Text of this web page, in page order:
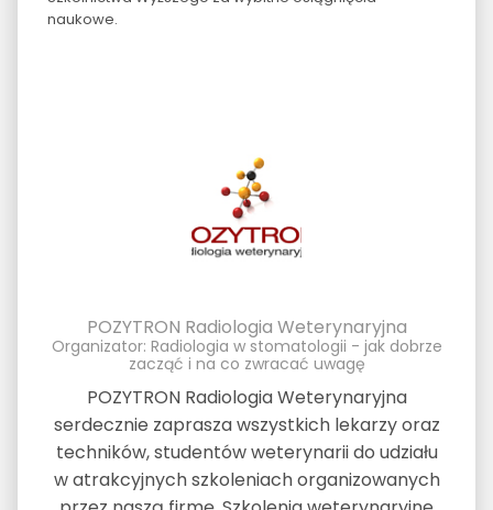
naukowe.
POZYTRON Radiologia Weterynaryjna
Organizator: Radiologia w stomatologii - jak dobrze
zacząć i na co zwracać uwagę
POZYTRON Radiologia Weterynaryjna
serdecznie zaprasza wszystkich lekarzy oraz
techników, studentów weterynarii do udziału
w atrakcyjnych szkoleniach organizowanych